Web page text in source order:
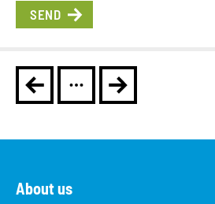
About us